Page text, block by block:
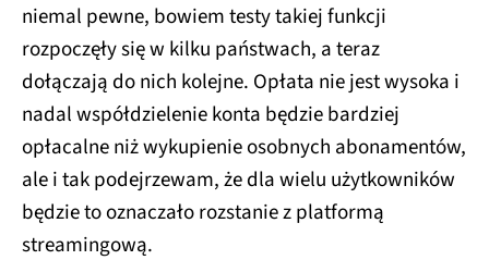
niemal pewne, bowiem testy takiej funkcji
rozpoczęły się w kilku państwach, a teraz
dołączają do nich kolejne. Opłata nie jest wysoka i
nadal współdzielenie konta będzie bardziej
opłacalne niż wykupienie osobnych abonamentów,
ale i tak podejrzewam, że dla wielu użytkowników
będzie to oznaczało rozstanie z platformą
streamingową.